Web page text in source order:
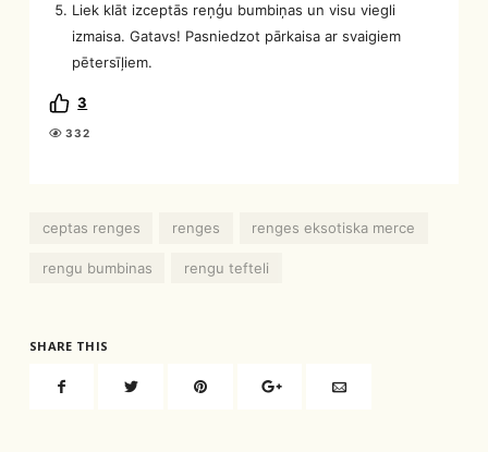
Liek klāt izceptās reņģu bumbiņas un visu viegli
izmaisa. Gatavs! Pasniedzot pārkaisa ar svaigiem
pētersīļiem.
3
332
ceptas renges renges renges eksotiska merce
rengu bumbinas rengu tefteli
SHARE THIS